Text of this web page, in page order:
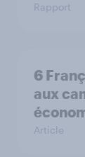
Rapport
6
aux
Article